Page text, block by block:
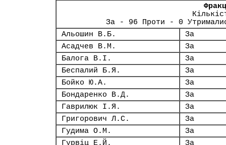
За - 96 Проти - 0
Альошин В.Б.
За
Асадчев В.М.
За
Балога В.І.
За
Беспалий Б.Я.
За
Бойко Ю.А.
За
Бондаренко В.Д.
За
Гаврилюк І.Я.
За
Григорович Л.С.
За
Гудима О.М.
За
Гурвіц Е.Й.
За